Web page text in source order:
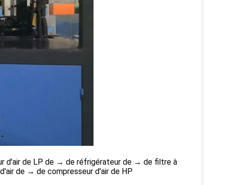
d'air de LP de → de réfrigérateur de → de filtre à
de → de compresseur d'air de HP